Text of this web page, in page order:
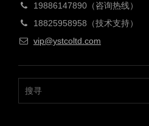
19886147890（咨询热线）
18825958958（技术支持）
vip@ystcoltd.com